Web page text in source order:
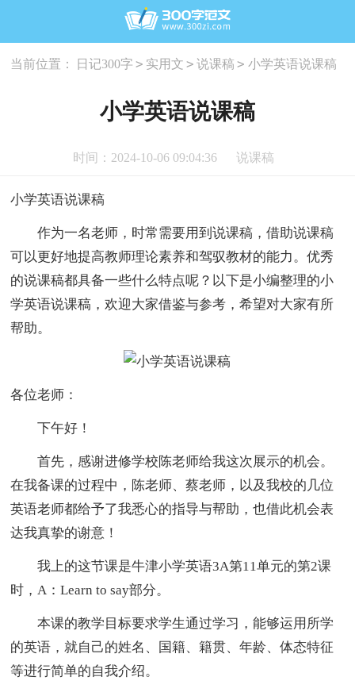
当前位置： 日记300字 > 实用文 > 说课稿 > 小学英语说课稿
小学英语说课稿
时间：2024-10-06 09:04:36 说课稿
小学英语说课稿
作为一名老师，时常需要用到说课稿，借助说课稿
可以更好地提高教师理论素养和驾驭教材的能力。优秀
的说课稿都具备一些什么特点呢？以下是小编整理的小
学英语说课稿，欢迎大家借鉴与参考，希望对大家有所
帮助。
各位老师：
下午好！
首先，感谢进修学校陈老师给我这次展示的机会。
在我备课的过程中，陈老师、蔡老师，以及我校的几位
英语老师都给予了我悉心的指导与帮助，也借此机会表
达我真挚的谢意！
我上的这节课是牛津小学英语3A第11单元的第2课
时，A：Learn to say部分。
本课的教学目标要求学生通过学习，能够运用所学
的英语，就自己的姓名、国籍、籍贯、年龄、体态特征
等进行简单的自我介绍。